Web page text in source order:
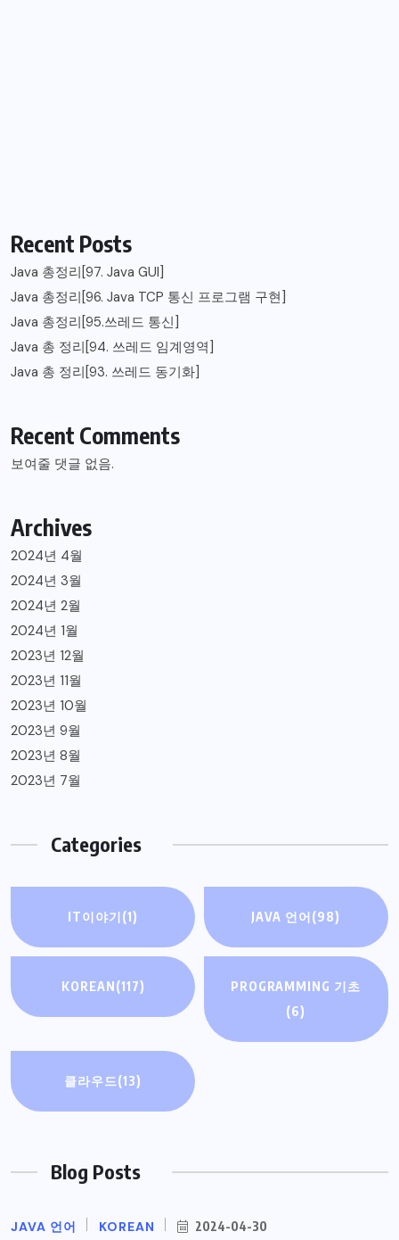
Recent Posts
Java 총정리[97. Java GUI]
Java 총정리[96. Java TCP 통신 프로그램 구현]
Java 총정리[95.쓰레드 통신]
Java 총 정리[94. 쓰레드 임계영역]
Java 총 정리[93. 쓰레드 동기화]
Recent Comments
보여줄 댓글 없음.
Archives
2024년 4월
2024년 3월
2024년 2월
2024년 1월
2023년 12월
2023년 11월
2023년 10월
2023년 9월
2023년 8월
2023년 7월
Categories
IT이야기(1) JAVA 언어(98)
KOREAN(117)
PROGRAMMING 기초
(6)
클라우드 (13)
Blog Posts
JAVA 언어 KOREAN 2024-04-30